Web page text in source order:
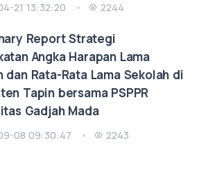
21 13:32:20 2244
Report Strategi
Angka Harapan Lama
dan Rata-Rata Lama Sekolah di
Tapin bersama PSPPR
Gadjah Mada
08 09:30:47 2243